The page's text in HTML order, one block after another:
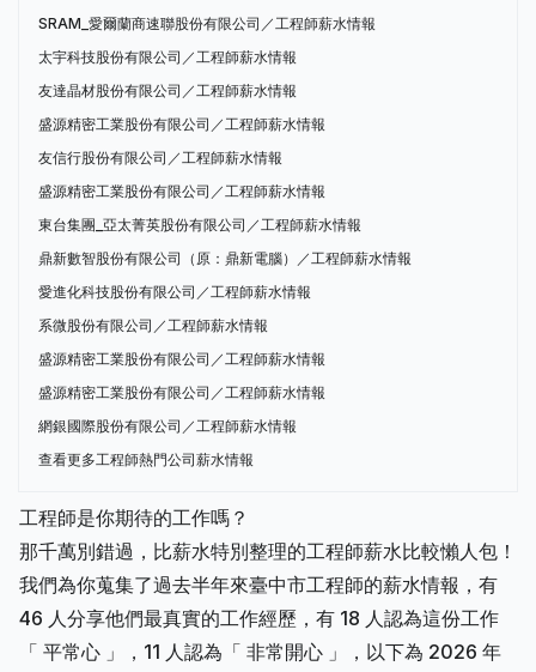
SRAM_愛爾蘭商速聯股份有限公司／工程師薪水情報
太宇科技股份有限公司／工程師薪水情報
友達晶材股份有限公司／工程師薪水情報
盛源精密工業股份有限公司／工程師薪水情報
友信行股份有限公司／工程師薪水情報
盛源精密工業股份有限公司／工程師薪水情報
東台集團_亞太菁英股份有限公司／工程師薪水情報
鼎新數智股份有限公司（原：鼎新電腦）／工程師薪水情報
愛進化科技股份有限公司／工程師薪水情報
系微股份有限公司／工程師薪水情報
盛源精密工業股份有限公司／工程師薪水情報
盛源精密工業股份有限公司／工程師薪水情報
網銀國際股份有限公司／工程師薪水情報
查看更多工程師熱門公司薪水情報
工程師是你期待的工作嗎？
那千萬別錯過，比薪水特別整理的工程師薪水比較懶人包！
我們為你蒐集了過去半年來臺中市工程師的薪水情報，有
46 人分享他們最真實的工作經歷，有 18 人認為這份工作
「 平常心 」，11 人認為「 非常開心 」，以下為 2026 年